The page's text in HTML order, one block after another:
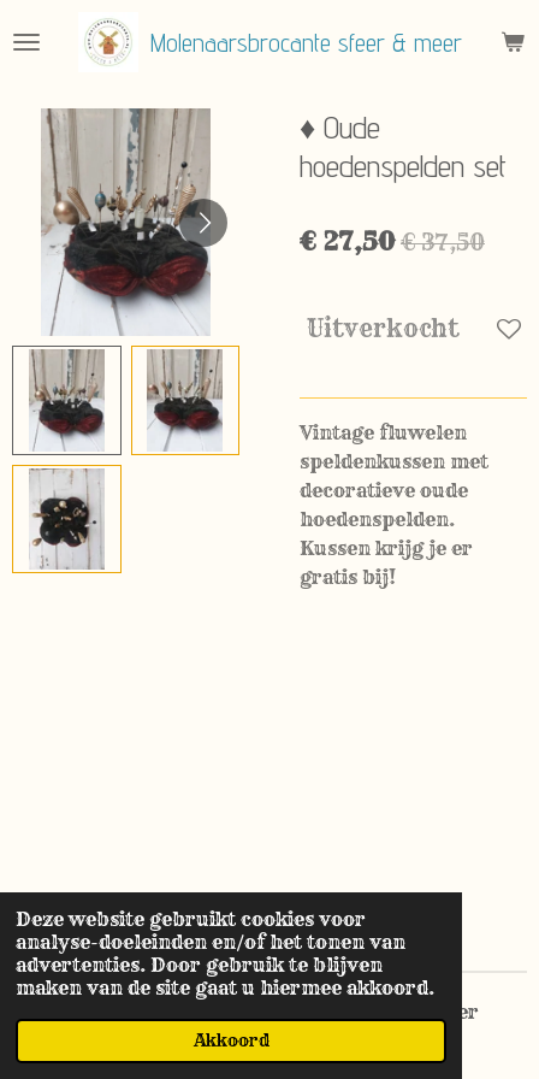
Deze website gebruikt cookies voor
analyse-doeleinden en/of het tonen van
advertenties. Door gebruik te blijven
maken van de site gaat u hiermee akkoord.
Akkoord
direct
hoofdinhoud
Molenaarsbrocante sfeer & meer
♦ Oude
hoedenspelden set
€ 27,50€ 37,50
Uitverkocht
Vintage fluwelen
speldenkussen met
decoratieve oude
hoedenspelden.
Kussen krijg je er
gratis bij!
© 2021 - 2026 Molenaarsbrocante sfeer & meer
JouwWeb